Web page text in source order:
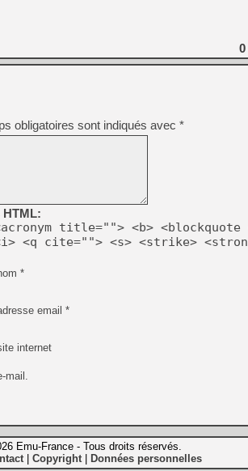
0
obligatoires sont indiqués avec *
title=""> <b> <blockquote
<q cite=""> <s> <strike>
*
email *
internet
mail.
Emu-France - Tous droits réservés.
| Copyright| Données personnelles